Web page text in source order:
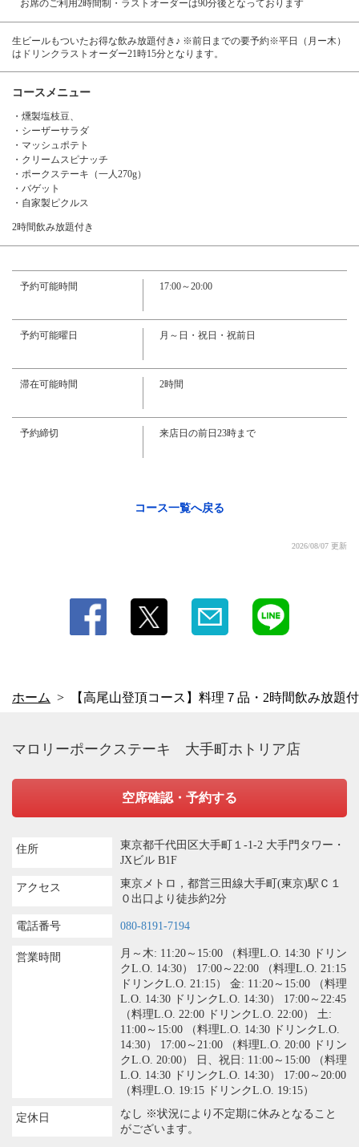
お席のご利用2時間制・ラストオーダーは90分後となっております
生ビールもついたお得な飲み放題付き♪ ※前日までの要予約※平日（月ー木）
はドリンクラストオーダー21時15分となります。
コースメニュー
・燻製塩枝豆、
・シーザーサラダ
・マッシュポテト
・クリームスピナッチ
・ポークステーキ（一人270g）
・バゲット
・自家製ピクルス
2時間飲み放題付き
予約可能時間 17:00～20:00
予約可能曜日 月～日・祝日・祝前日
滞在可能時間 2時間
予約締切 来店日の前日23時まで
コース一覧へ戻る
2026/08/07 更新
ホーム 【高尾山登頂コース】料理７品・2時間飲み放題
円 2名様～ | マロリーポークステーキ 大手町ホトリア店
マロリーポークステーキ 大手町ホトリア店
空席確認・予約する
住所
東京都千代田区大手町１-1-2 大手門タワー・
JXビル B1F
アクセス
東京メトロ，都営三田線大手町(東京)駅Ｃ１
０出口より徒歩約2分
電話番号 080-8191-7194
営業時間
月～木: 11:20～15:00 （料理L.O. 14:30 ドリン
クL.O. 14:30） 17:00～22:00 （料理L.O. 21:15
ドリンクL.O. 21:15） 金: 11:20～15:00 （料理
L.O. 14:30 ドリンクL.O. 14:30） 17:00～22:45
（料理L.O. 22:00 ドリンクL.O. 22:00） 土:
11:00～15:00 （料理L.O. 14:30 ドリンクL.O.
14:30） 17:00～21:00 （料理L.O. 20:00 ドリン
クL.O. 20:00） 日、祝日: 11:00～15:00 （料理
L.O. 14:30 ドリンクL.O. 14:30） 17:00～20:00
（料理L.O. 19:15 ドリンクL.O. 19:15）
定休日
なし ※状況により不定期に休みとなること
がございます。